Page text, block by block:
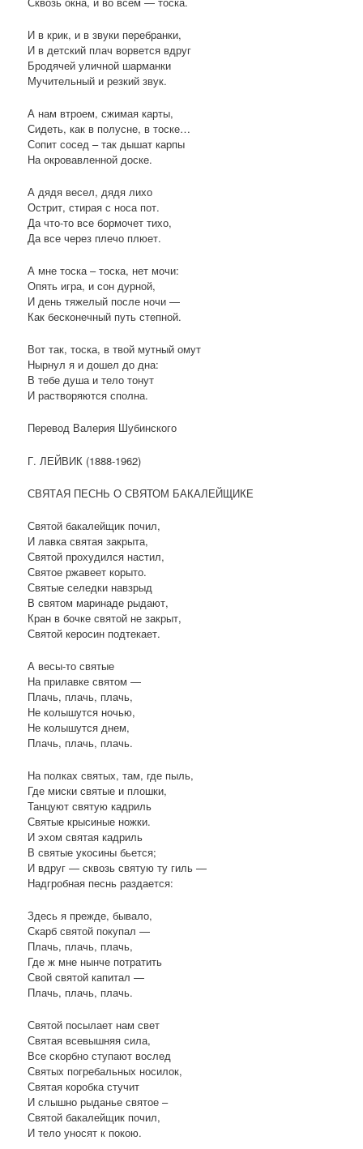
И в крик, и в звуки перебранки,
И в детский плач ворвется вдруг
Бродячей уличной шарманки
Мучительный и резкий звук.
А нам втроем, сжимая карты,
Сидеть, как в полусне, в тоске…
Сопит сосед – так дышат карпы
На окровавленной доске.
А дядя весел, дядя лихо
Острит, стирая с носа пот.
Да что-то все бормочет тихо,
Да все через плечо плюет.
А мне тоска – тоска, нет мочи:
Опять игра, и сон дурной,
И день тяжелый после ночи —
Как бесконечный путь степной.
Вот так, тоска, в твой мутный омут
Нырнул я и дошел до дна:
В тебе душа и тело тонут
И растворяются сполна.
Перевод Валерия Шубинского
Г. ЛЕЙВИК (1888-1962)
СВЯТАЯ ПЕСНЬ О СВЯТОМ БАКАЛЕЙЩИКЕ
Святой бакалейщик почил,
И лавка святая закрыта,
Святой прохудился настил,
Святое ржавеет корыто.
Святые селедки навзрыд
В святом маринаде рыдают,
Кран в бочке святой не закрыт,
Святой керосин подтекает.
А весы-то святые
На прилавке святом —
Плачь, плачь, плачь,
Не колышутся ночью,
Не колышутся днем,
Плачь, плачь, плачь.
На полках святых, там, где пыль,
Где миски святые и плошки,
Танцуют святую кадриль
Святые крысиные ножки.
И эхом святая кадриль
В святые укосины бьется;
И вдруг — сквозь святую ту гиль —
Надгробная песнь раздается:
Здесь я прежде, бывало,
Скарб святой покупал —
Плачь, плачь, плачь,
Где ж мне нынче потратить
Свой святой капитал —
Плачь, плачь, плачь.
Святой посылает нам свет
Святая всевышняя сила,
Все скорбно ступают вослед
Святых погребальных носилок,
Святая коробка стучит
И слышно рыданье святое –
Святой бакалейщик почил,
И тело уносят к покою.